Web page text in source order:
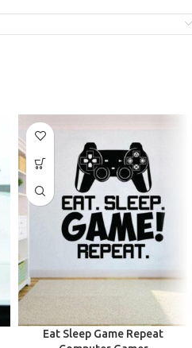
Eat Sleep Game Repeat